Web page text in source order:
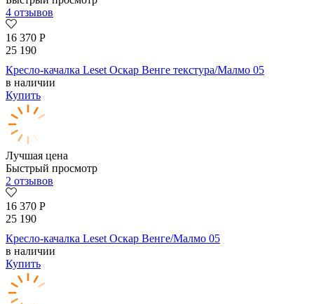
4 отзывов
16 370 Р
25 190
Кресло-качалка Leset Оскар Венге текстура/Малмо 05
в наличии
Купить
Лучшая цена
Быстрый просмотр
2 отзывов
16 370 Р
25 190
Кресло-качалка Leset Оскар Венге/Малмо 05
в наличии
Купить